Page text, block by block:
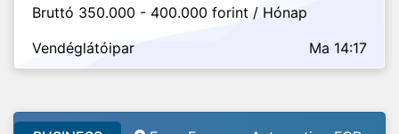
Bruttó 350.000 - 400.000 forint / Hónap
Vendéglátóipar
Ma 14:17